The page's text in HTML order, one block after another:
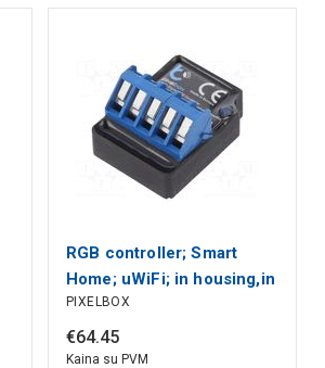
RGB controller; Smart
Home; uWiFi; in housing,in
mounting box BLEBOX
PIXELBOX
€64.45
Kaina su PVM